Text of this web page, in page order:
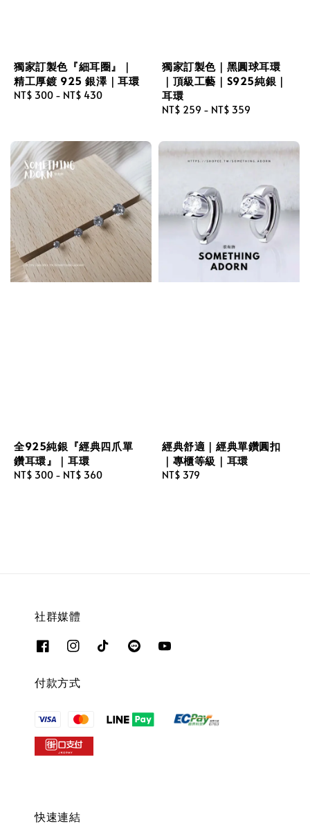
獨家訂製色『細耳圈』｜
精工厚鍍 925 銀澤｜耳環
Regular
NT$ 300 - NT$ 430
獨家訂製色｜黑圓球耳環
｜頂級工藝｜S925純銀｜
耳環
Regular
NT$ 259 - NT$ 359
全925純銀『經典四爪單
鑽耳環』｜耳環
Regular
NT$ 300 - NT$ 360
經典舒適｜經典單鑽圓扣
｜專櫃等級｜耳環
Regular
NT$ 379
社群媒體
付款方式
快速連結